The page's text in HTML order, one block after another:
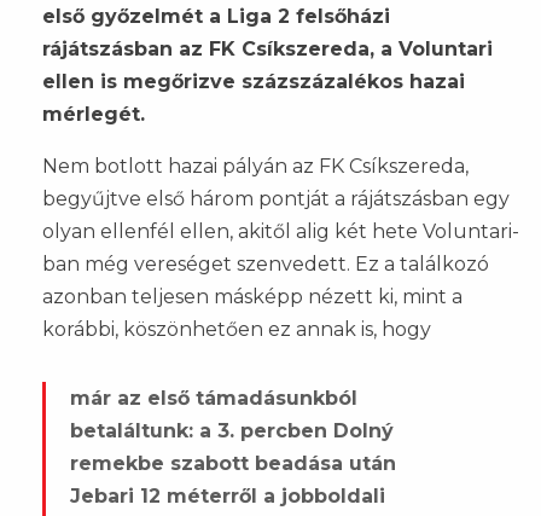
első győzelmét a Liga 2 felsőházi
rájátszásban az FK Csíkszereda, a Voluntari
ellen is megőrizve százszázalékos hazai
mérlegét.
Nem botlott hazai pályán az FK Csíkszereda,
begyűjtve első három pontját a rájátszásban egy
olyan ellenfél ellen, akitől alig két hete Voluntari-
ban még vereséget szenvedett. Ez a találkozó
azonban teljesen másképp nézett ki, mint a
korábbi, köszönhetően ez annak is, hogy
már az első támadásunkból
betaláltunk: a 3. percben Dolný
remekbe szabott beadása után
Jebari 12 méterről a jobboldali